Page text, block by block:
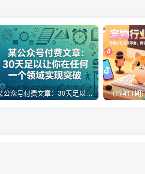
某公众号付费文章：30天足以让你在任何一个领域实现突破